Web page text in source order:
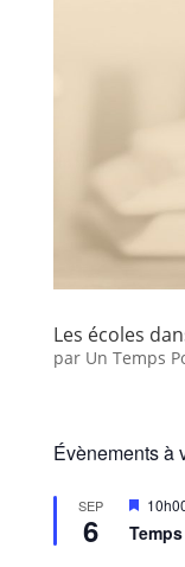
Les écoles
par Un Temps
Évènements à
SEP
6
M
s